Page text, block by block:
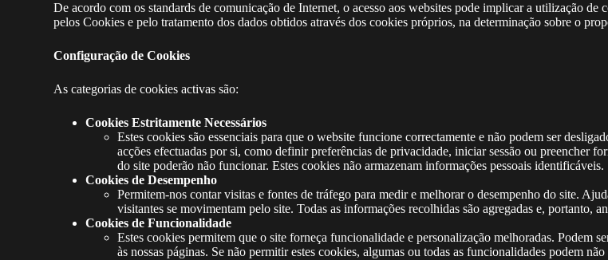
De acordo com os standards de comunicação de Internet, o acesso aos websites pode implicar a utilização
pelos Cookies e pelo tratamento dos dados obtidos através dos cookies próprios, na determinação sobre o
Configuração de Cookies
As categorias de cookies activas são:
Cookies Estritamente Necessários
Estes cookies são essenciais para que o website funcione correctamente e não podem ser
acções efectuadas por si, como definir preferências de privacidade, iniciar sessão ou preencher
do site poderão não funcionar. Estes cookies não armazenam informações pessoais identificáveis.
Cookies de Desempenho
Permitem-nos contar visitas e fontes de tráfego para medir e melhorar o desempenho do site.
visitantes se movimentam pelo site. Todas as informações recolhidas são agregadas e, portanto,
Cookies de Funcionalidade
Estes cookies permitem que o site forneça funcionalidade e personalização melhoradas. Podem
às nossas páginas. Se não permitir estes cookies, algumas ou todas as funcionalidades podem